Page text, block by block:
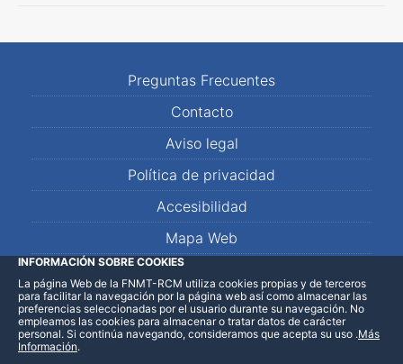
Preguntas Frecuentes
Contacto
Aviso legal
Política de privacidad
Accesibilidad
Mapa Web
LinkedInFacebookWhatsApp
INFORMACIÓN SOBRE COOKIES
La página Web de la FNMT-RCM utiliza cookies propias y de terceros
para facilitar la navegación por la página web así como almacenar las
preferencias seleccionadas por el usuario durante su navegación. No
empleamos las cookies para almacenar o tratar datos de carácter
personal. Si continúa navegando, consideramos que acepta su uso .Más
Información.